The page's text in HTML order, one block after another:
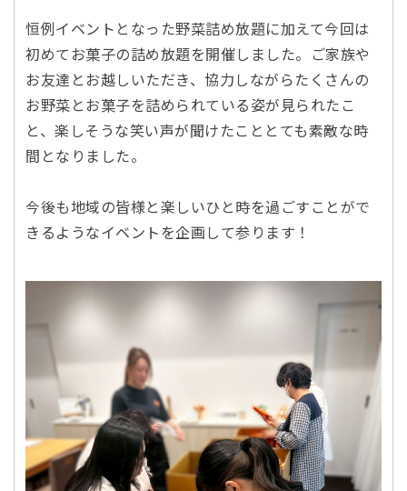
恒例イベントとなった野菜詰め放題に加えて今回は
初めてお菓子の詰め放題を開催しました。ご家族や
お友達とお越しいただき、協力しながらたくさんの
お野菜とお菓子を詰められている姿が見られたこ
と、楽しそうな笑い声が聞けたこととても素敵な時
間となりました。
今後も地域の皆様と楽しいひと時を過ごすことがで
きるようなイベントを企画して参ります！